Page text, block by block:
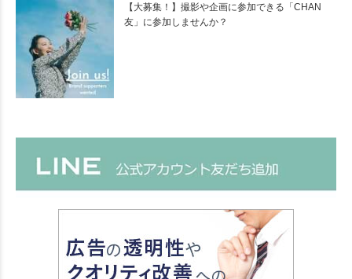
【大募集！】撮影や企画に参加できる「CHAN
友」に参加しませんか？